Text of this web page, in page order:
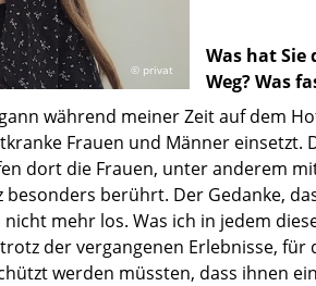
© privat
Was hat Sie
Weg?Was
während meiner Zeit auf dem
Frauen und Männer
dort die Frauen, unter anderem
berührt. Der Gedanke,
mehr los. Was ich in jedem
der vergangenen Erlebnisse,
werden müssten, dass ihnen